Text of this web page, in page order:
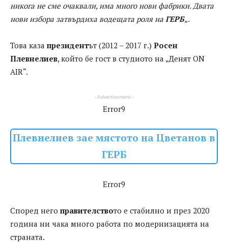
никога не сме очаквали, има много нови фабрики. Двата
нови избора затвърдиха водещата роля на ГЕРБ„.
Това каза президентът (2012 – 2017 г.) Росен
Плевнелиев, който бе гост в студиото на „Денят ON
AIR“.
- Advertisement -
Error9
Плевнелиев зае мястото на Цветанов в
ГЕРБ
Error9
Според него правителството е стабилно и през 2020
година ни чака много работа по модернизацията на
страната.